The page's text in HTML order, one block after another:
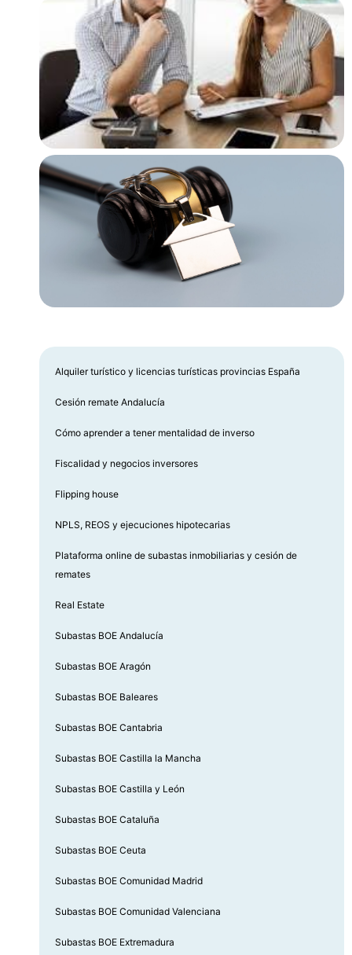
Alquiler turístico y licencias turísticas provincias España
Cesión remate Andalucía
Cómo aprender a tener mentalidad de inverso
Fiscalidad y negocios inversores
Flipping house
NPLS, REOS y ejecuciones hipotecarias
Plataforma online de subastas inmobiliarias y cesión de
remates
Real Estate
Subastas BOE Andalucía
Subastas BOE Aragón
Subastas BOE Baleares
Subastas BOE Cantabria
Subastas BOE Castilla la Mancha
Subastas BOE Castilla y León
Subastas BOE Cataluña
Subastas BOE Ceuta
Subastas BOE Comunidad Madrid
Subastas BOE Comunidad Valenciana
Subastas BOE Extremadura